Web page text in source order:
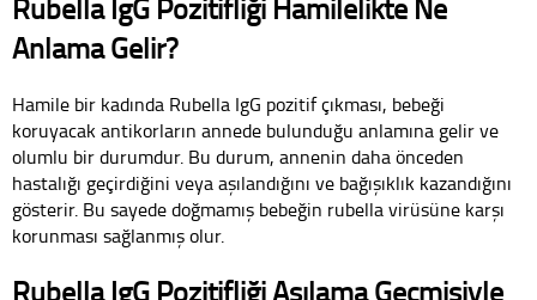
Anlama Gelir?
Hamile bir kadında Rubella IgG pozitif çıkması, bebeği
koruyacak antikorların annede bulunduğu anlamına gelir ve
olumlu bir durumdur. Bu durum, annenin daha önceden
hastalığı geçirdiğini veya aşılandığını ve bağışıklık kazandığını
gösterir. Bu sayede doğmamış bebeğin rubella virüsüne karşı
korunması sağlanmış olur.
Rubella IgG Pozitifliği Aşılama Geçmişiyle